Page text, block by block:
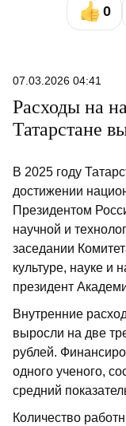
0
07.03.2026 04:41
Расходы на
Татарстане
В 2025 году
достижении
Президентом
научной и
заседании
культуре, науке и
президент
Внутренние
выросли на две
рублей.
одного ученого,
средний
Количество